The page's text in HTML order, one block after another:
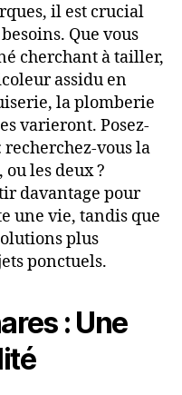
il est crucial
Que vous
cherchant à tailler,
assidu en
la plomberie
varieront. Posez-
recherchez-vous la
les deux ?
davantage pour
une vie, tandis que
plus
ponctuels.
: Une